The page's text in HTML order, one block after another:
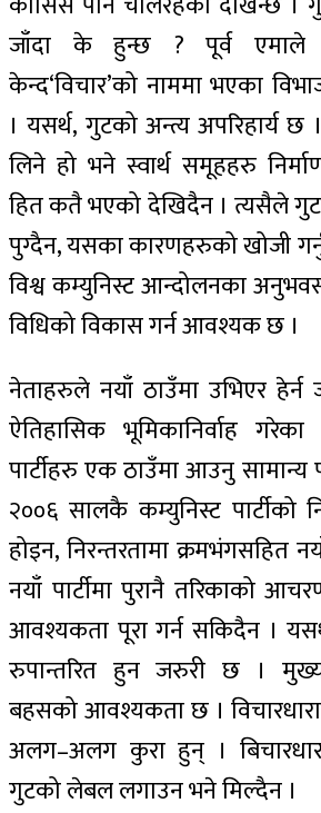
जाँदा के हुन्छ ? पूर्व एमाले
केन्द‘विचार’को नाममा भएका
। यसर्थ, गुटको अन्त्य अपरिहार्य छ
लिने हो भने स्वार्थ समूहहरु
हित कतै भएको देखिदैन । त्यसैले गुट
पुग्दैन, यसका कारणहरुको खोजी
विश्व कम्युनिस्ट आन्दोलनका
विधिको विकास गर्न आवश्यक छ ।
नेताहरुले नयाँ ठाउँमा उभिएर
ऐतिहासिक भूमिकानिर्वाह
पार्टीहरु एक ठाउँमा आउनु सामान्य
२००६ सालकै कम्युनिस्ट पार्टीको
होइन, निरन्तरतामा क्रमभंगसहित
नयाँ पार्टीमा पुरानै तरिकाको
आवश्यकता पूरा गर्न सकिदैन ।
रुपान्तरित हुन जरुरी छ ।
बहसको आवश्यकता छ ।
अलग–अलग कुरा हुन् ।
गुटको लेबल लगाउन भने मिल्दैन ।